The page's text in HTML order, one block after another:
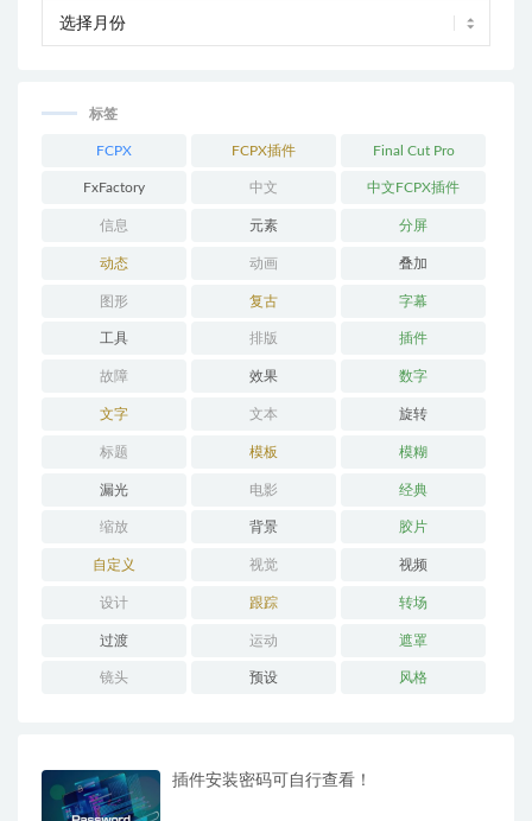
标签
FCPX FCPX插件 Final Cut Pro
FxFactory 中文 中文FCPX插件
信息 元素 分屏
动态 动画 叠加
图形 复古 字幕
工具 排版 插件
故障 效果 数字
文字 文本 旋转
标题 模板 模糊
漏光 电影 经典
缩放 背景 胶片
自定义 视觉 视频
设计 跟踪 转场
过渡 运动 遮罩
镜头 预设 风格
插件安装密码可自行查看！